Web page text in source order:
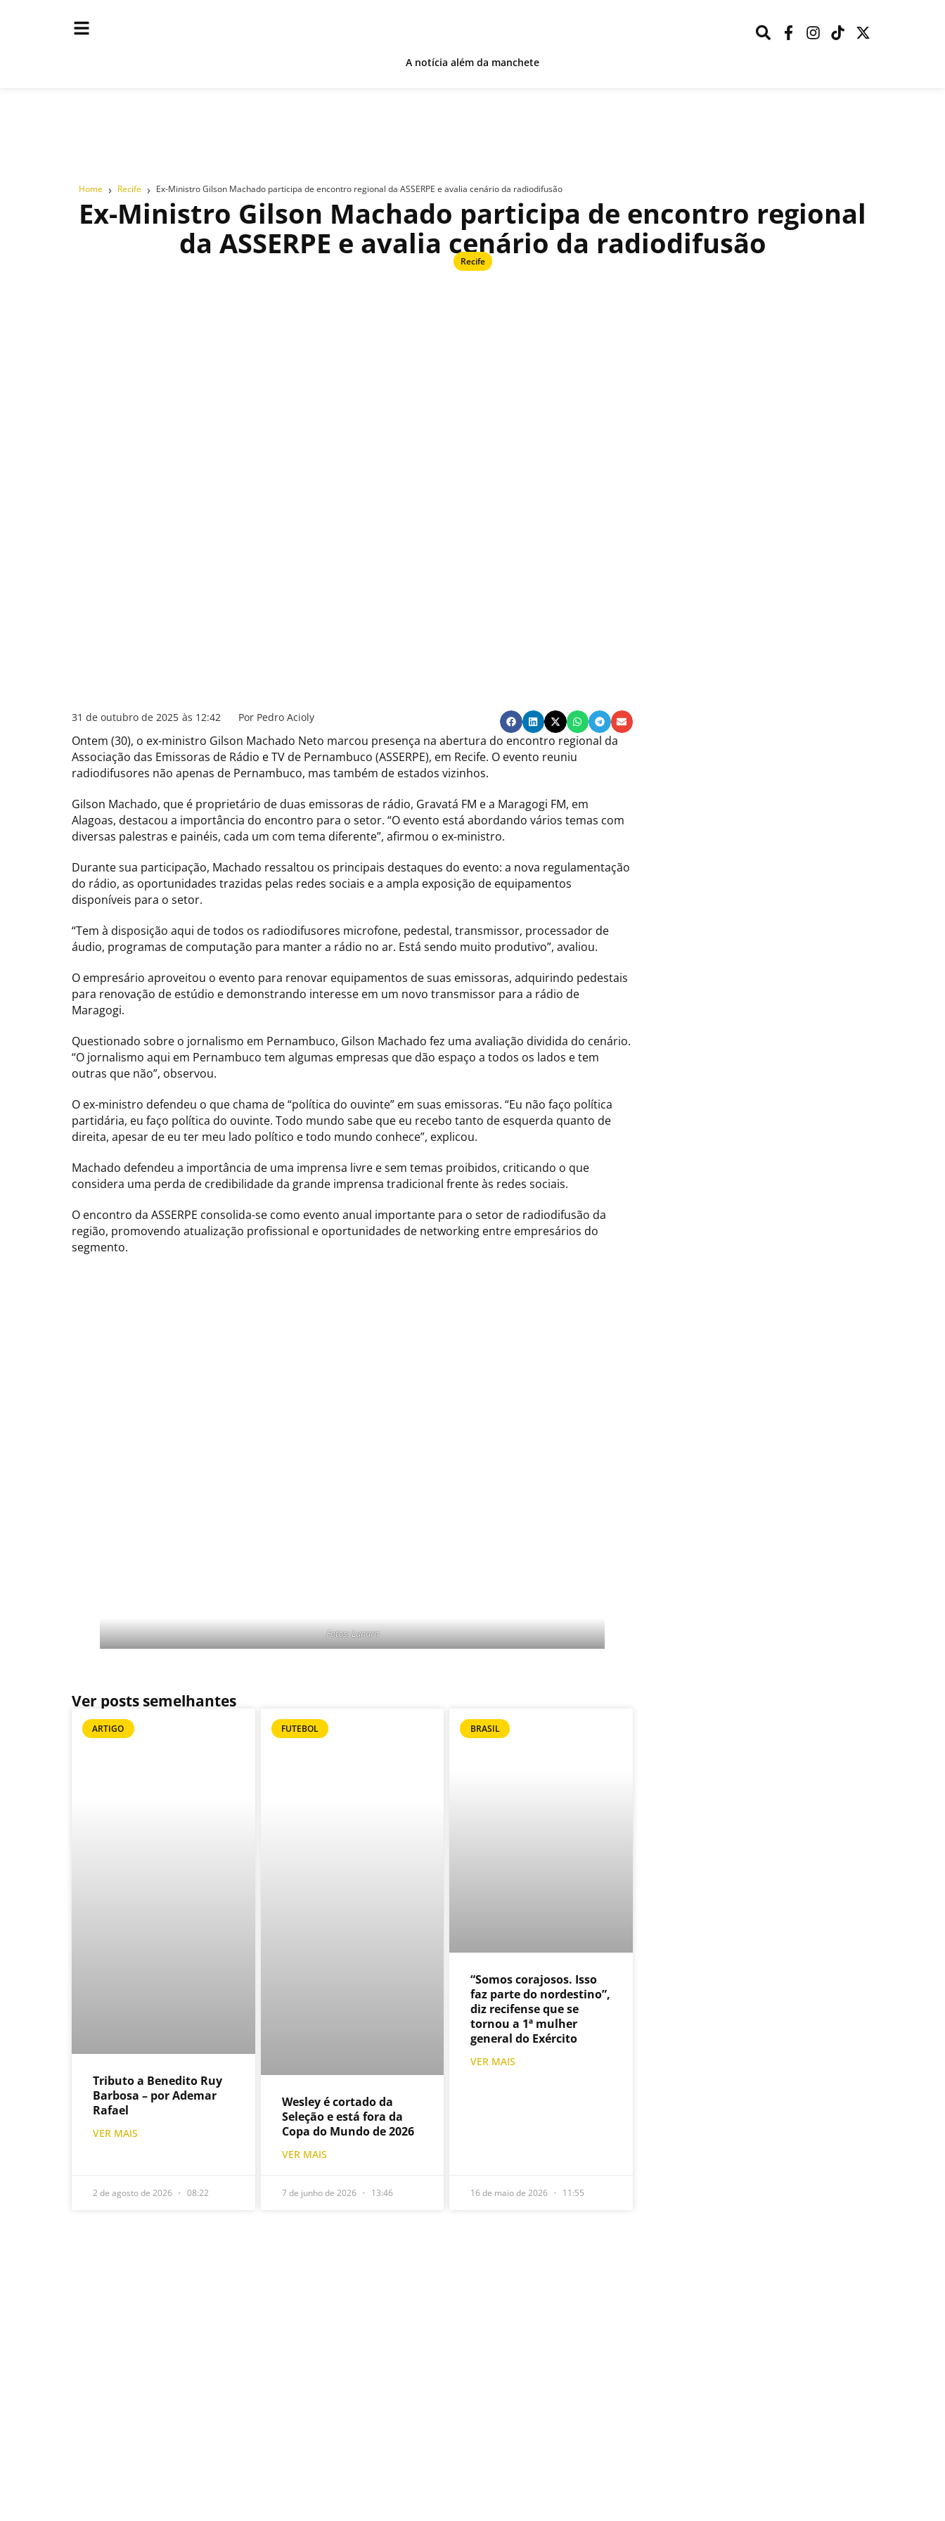
A notícia além da manchete
Home › Recife › Ex-Ministro Gilson Machado participa de encontro regional da ASSERPE e avalia cenário da radiodifusão
Ex-Ministro Gilson Machado participa de encontro regional
da ASSERPE e avalia cenário da radiodifusão
Recife
31 de outubro de 2025 às 12:42 Por Pedro Acioly
Ontem (30), o ex-ministro Gilson Machado Neto marcou presença na abertura do encontro regional da
Associação das Emissoras de Rádio e TV de Pernambuco (ASSERPE), em Recife. O evento reuniu
radiodifusores não apenas de Pernambuco, mas também de estados vizinhos.
Gilson Machado, que é proprietário de duas emissoras de rádio, Gravatá FM e a Maragogi FM, em
Alagoas, destacou a importância do encontro para o setor. “O evento está abordando vários temas com
diversas palestras e painéis, cada um com tema diferente”, afirmou o ex-ministro.
Durante sua participação, Machado ressaltou os principais destaques do evento: a nova regulamentação
do rádio, as oportunidades trazidas pelas redes sociais e a ampla exposição de equipamentos
disponíveis para o setor.
“Tem à disposição aqui de todos os radiodifusores microfone, pedestal, transmissor, processador de
áudio, programas de computação para manter a rádio no ar. Está sendo muito produtivo”, avaliou.
O empresário aproveitou o evento para renovar equipamentos de suas emissoras, adquirindo pedestais
para renovação de estúdio e demonstrando interesse em um novo transmissor para a rádio de
Maragogi.
Questionado sobre o jornalismo em Pernambuco, Gilson Machado fez uma avaliação dividida do cenário.
“O jornalismo aqui em Pernambuco tem algumas empresas que dão espaço a todos os lados e tem
outras que não”, observou.
O ex-ministro defendeu o que chama de “política do ouvinte” em suas emissoras. “Eu não faço política
partidária, eu faço política do ouvinte. Todo mundo sabe que eu recebo tanto de esquerda quanto de
direita, apesar de eu ter meu lado político e todo mundo conhece”, explicou.
Machado defendeu a importância de uma imprensa livre e sem temas proibidos, criticando o que
considera uma perda de credibilidade da grande imprensa tradicional frente às redes sociais.
O encontro da ASSERPE consolida-se como evento anual importante para o setor de radiodifusão da
região, promovendo atualização profissional e oportunidades de networking entre empresários do
segmento.
Fotos: Lunara
Ver posts semelhantes
ARTIGO
Tributo a Benedito Ruy
Barbosa – por Ademar
Rafael
VER MAIS
2 de agosto de 2026 08:22
FUTEBOL
Wesley é cortado da
Seleção e está fora da
Copa do Mundo de 2026
VER MAIS
7 de junho de 2026 13:46
BRASIL
“Somos corajosos. Isso
faz parte do nordestino”,
diz recifense que se
tornou a 1ª mulher
general do Exército
VER MAIS
16 de maio de 2026 11:55